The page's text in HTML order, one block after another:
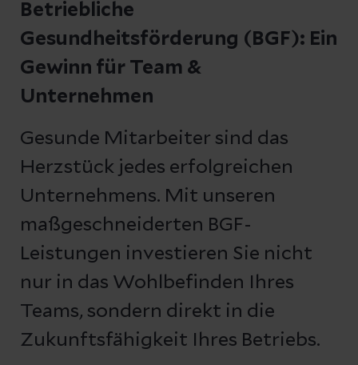
Betriebliche
Gesundheitsförderung (BGF): Ein
Gewinn für Team &
Unternehmen
Gesunde Mitarbeiter sind das
Herzstück jedes erfolgreichen
Unternehmens. Mit unseren
maßgeschneiderten BGF-
Leistungen investieren Sie nicht
nur in das Wohlbefinden Ihres
Teams, sondern direkt in die
Zukunftsfähigkeit Ihres Betriebs.